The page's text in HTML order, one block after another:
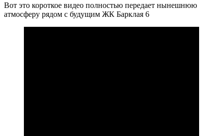
Вот это короткое видео полностью передает нынешнюю
атмосферу рядом с будущим ЖК Барклая 6